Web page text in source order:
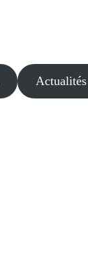
Actualités